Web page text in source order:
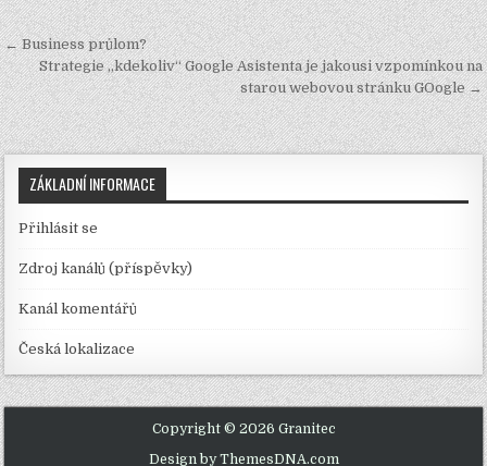
Navigace
pro
příspěvek
← Business průlom?
Strategie „kdekoliv“ Google Asistenta je jakousi vzpomínkou na
starou webovou stránku GOogle →
ZÁKLADNÍ INFORMACE
Přihlásit se
Zdroj kanálů (příspěvky)
Kanál komentářů
Česká lokalizace
Copyright © 2026 Granitec
Design by ThemesDNA.com